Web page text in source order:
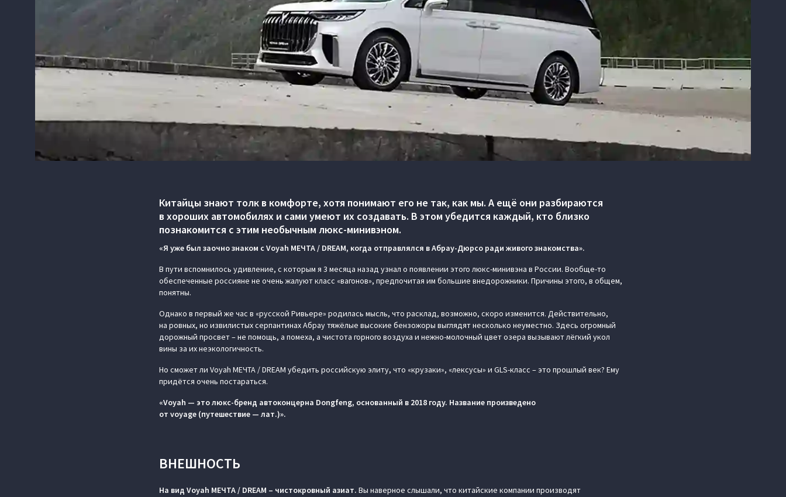
Китайцы знают толк в комфорте, хотя понимают его не так, как мы. А ещё они разбираются
в хороших автомобилях и сами умеют их создавать. В этом убедится каждый, кто близко
познакомится с этим необычным люкс-минивэном.
«Я уже был заочно знаком с Voyah МЕЧТА / DREAM, когда отправлялся в Абрау-Дюрсо ради живого знакомства».
В пути вспомнилось удивление, с которым я 3 месяца назад узнал о появлении этого люкс-минивэна в России. Вообще-то
обеспеченные россияне не очень жалуют класс «вагонов», предпочитая им большие внедорожники. Причины этого, в общем,
понятны.
Однако в первый же час в «русской Ривьере» родилась мысль, что расклад, возможно, скоро изменится. Действительно,
на ровных, но извилистых серпантинах Абрау тяжёлые высокие бензожоры выглядят несколько неуместно. Здесь огромный
дорожный просвет – не помощь, а помеха, а чистота горного воздуха и нежно-молочный цвет озера вызывают лёгкий укол
вины за их неэкологичность.
Но сможет ли Voyah МЕЧТА / DREAM убедить российскую элиту, что «крузаки», «лексусы» и GLS-класс – это прошлый век? Ему
придётся очень постараться.
«Voyah — это люкс-бренд автоконцерна Dongfeng, основанный в 2018 году. Название произведено
от voyage (путешествие — лат.)».
ВНЕШНОСТЬ
На вид Voyah МЕЧТА / DREAM – чистокровный азиат. Вы наверное слышали, что китайские компании производят